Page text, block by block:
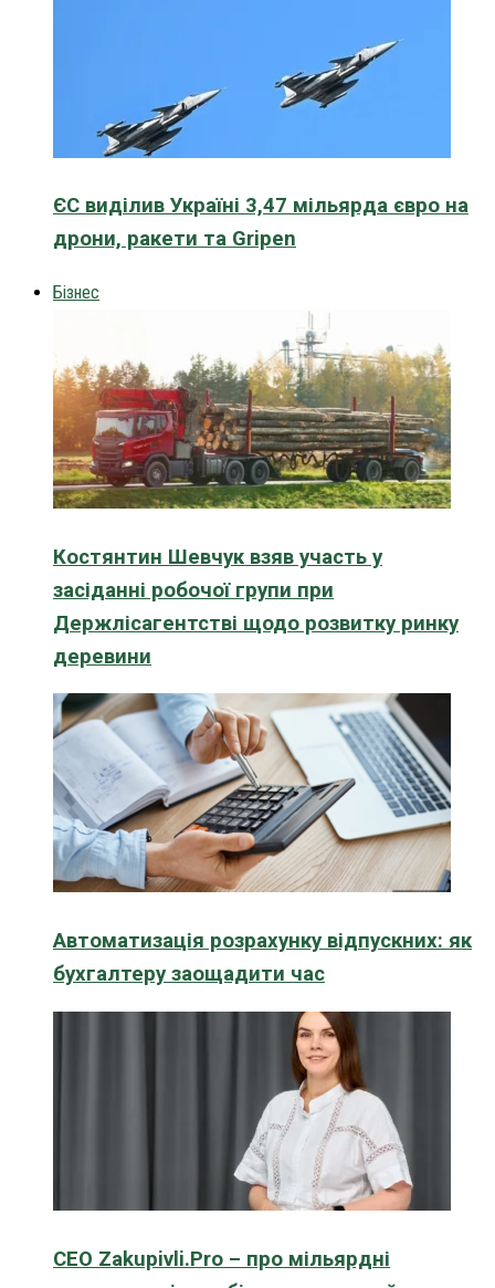
ЄС виділив Україні 3,47 мільярда євро на
дрони, ракети та Gripen
Бізнес
Костянтин Шевчук взяв участь у
засіданні робочої групи при
Держлісагентстві щодо розвитку ринку
деревини
Автоматизація розрахунку відпускних: як
бухгалтеру заощадити час
CEO Zakupivli.Pro – про мільярдні